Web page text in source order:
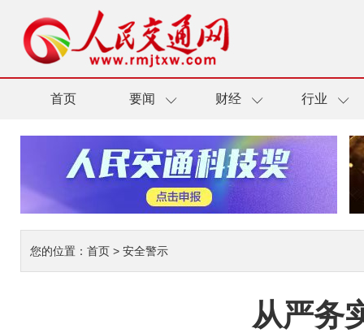
首页 要闻 财经 行业
您的位置： 首页 > 安全警示
从严务